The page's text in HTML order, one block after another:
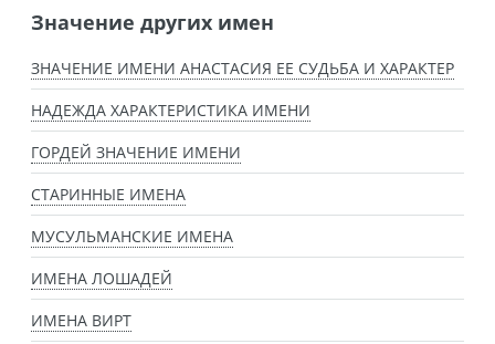
Значение других имен
ЗНАЧЕНИЕ ИМЕНИ АНАСТАСИЯ ЕЕ СУДЬБА И ХАРАКТЕР
НАДЕЖДА ХАРАКТЕРИСТИКА ИМЕНИ
ГОРДЕЙ ЗНАЧЕНИЕ ИМЕНИ
СТАРИННЫЕ ИМЕНА
МУСУЛЬМАНСКИЕ ИМЕНА
ИМЕНА ЛОШАДЕЙ
ИМЕНА ВИРТ